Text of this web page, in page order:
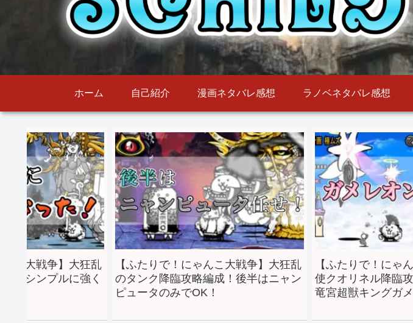
ホーム 自己紹介 漫画ネタバレ感想 ラノベネタバレ感想
こ大戦争】大狂乱
！シンプルに強く
【ふたりで！にゃんこ大戦争】大狂乱
のタンク降臨攻略編成！後半はニャン
ピュータのみでOK！
【ふたりで！にゃ
使クオリネル降臨
竜宮超獣キングガ